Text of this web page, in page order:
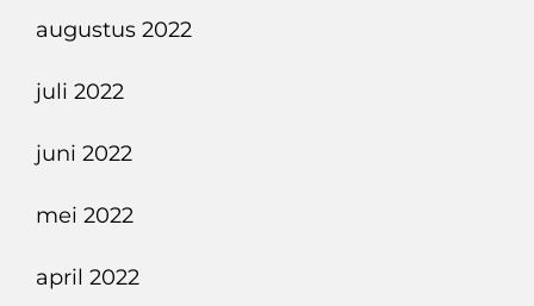
augustus 2022
juli 2022
juni 2022
mei 2022
april 2022